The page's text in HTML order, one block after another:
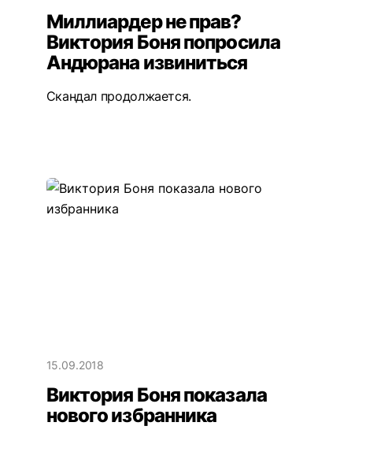
Миллиардер не прав?
Виктория Боня попросила
Андюрана извиниться
Скандал продолжается.
15.09.2018
Виктория Боня показала
нового избранника